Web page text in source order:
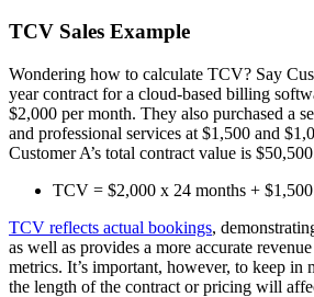
TCV Sales Example
Wondering how to calculate TCV? Say
year contract for a cloud-based billing
$2,000 per month. They also purchased a
and professional services at $1,500 and
Customer A’s total contract value is
TCV = $2,000 x 24 months +
TCV reflects actual bookings,
as well as provides a more accurate
metrics. It’s important, however, to keep in
the length of the contract or pricing will